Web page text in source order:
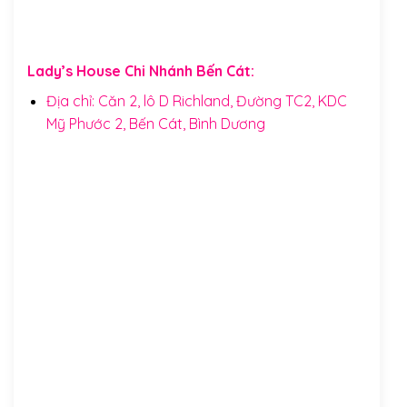
Lady’s House Chi Nhánh Bến Cát:
Địa chỉ: Căn 2, lô D Richland, Đường TC2, KDC
Mỹ Phước 2, Bến Cát, Bình Dương